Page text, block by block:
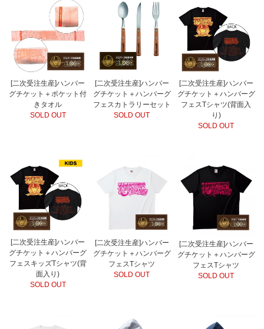
[二次受注生産]ハンバー
グチケット＋ポケット付
きタオル
SOLD OUT
[二次受注生産]ハンバー
グチケット＋ハンバーグ
フェスカトラリーセット
SOLD OUT
[二次受注生産]ハンバー
グチケット＋ハンバーグ
フェスTシャツ(背面入
り)
SOLD OUT
[二次受注生産]ハンバー
グチケット＋ハンバーグ
フェスキッズTシャツ(背
面入り)
SOLD OUT
[二次受注生産]ハンバー
グチケット＋ハンバーグ
フェスTシャツ
SOLD OUT
[二次受注生産]ハンバー
グチケット＋ハンバーグ
フェスTシャツ
SOLD OUT